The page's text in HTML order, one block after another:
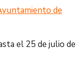
de
el 25 de julio de